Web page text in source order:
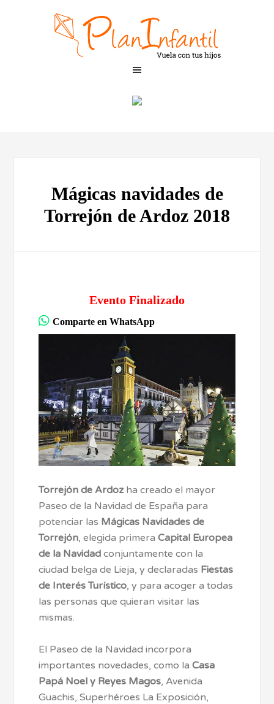
Mágicas navidades de
Torrejón de Ardoz 2018
Evento Finalizado
Comparte en WhatsApp
Torrejón de Ardoz ha creado el mayor
Paseo de la Navidad de España para
potenciar las Mágicas Navidades de
Torrejón, elegida primeraCapital Europea
de la Navidadconjuntamente con la
ciudad belga de Lieja, y declaradas Fiestas
de Interés Turístico, y para acoger a todas
las personas que quieran visitar las
mismas.
El Paseo de la Navidad incorpora
importantes novedades, como laCasa
Papá Noel y Reyes Magos, Avenida
Guachis, Superhéroes La Exposición,